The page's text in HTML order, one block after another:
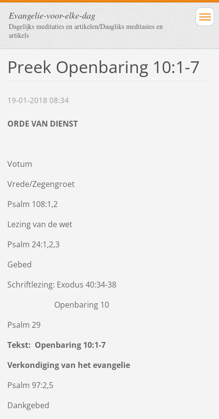
Evangelie-voor-elke-dag
Dagelijks meditaties en artikelen/Daagliks meditasies en
artikels
Preek Openbaring 10:1-7
19-01-2018 08:34
ORDE VAN DIENST
Votum
Vrede/Zegengroet
Psalm 108:1,2
Lezing van de wet
Psalm 24:1,2,3
Gebed
Schriftlezing: Exodus 40:34-38
Openbaring 10
Psalm 29
Tekst: Openbaring 10:1-7
Verkondiging van het evangelie
Psalm 97:2,5
Dankgebed